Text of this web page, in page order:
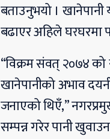
बताउनुभयो ।
बढाएर अहिले घरघरमा
“विक्रम संवत् २०७४ को
खानेपानीको अभाव
जनाएको थिएँ,”
सम्पन्न गरेर पानी